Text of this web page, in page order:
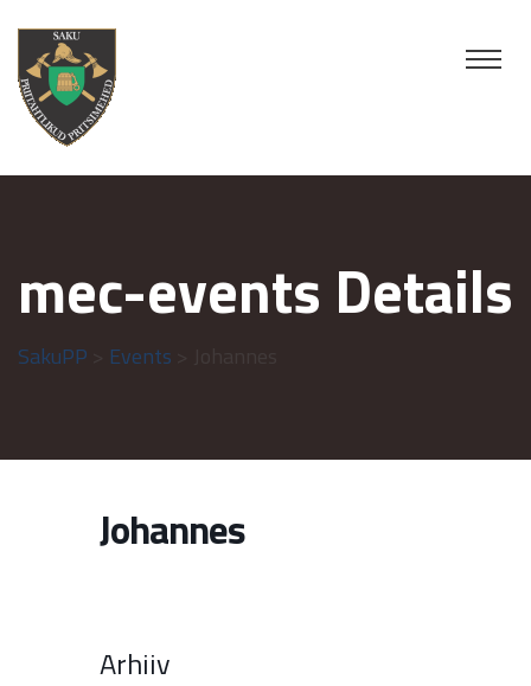
mec-events Details
SakuPP Events
Johannes
Arhiiv